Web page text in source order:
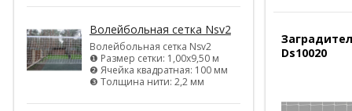
Волейбольная сетка Nsv2
Волейбольная сетка Nsv2
❶ Размер сетки: 1,00х9,50 м
❷ Ячейка квадратная: 100 мм
❸ Толщина нити: 2,2 мм
Ds10020